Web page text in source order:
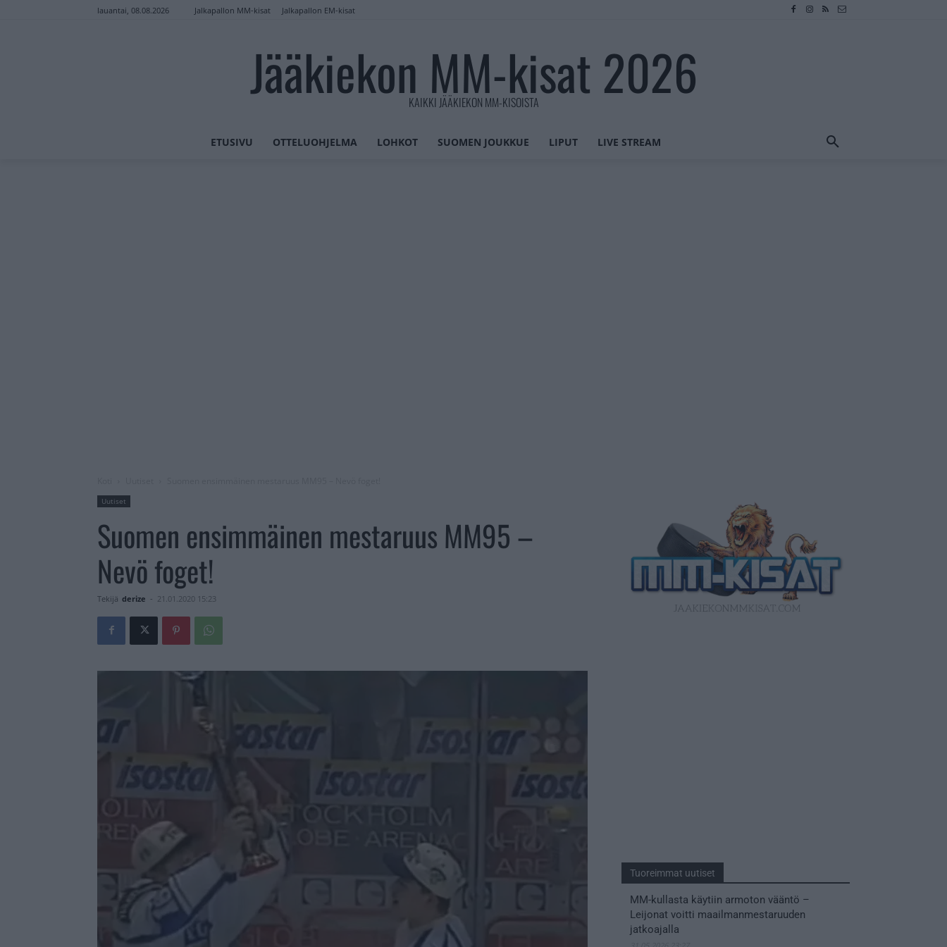
lauantai, 08.08.2026 Jalkapallon MM-kisat Jalkapallon EM-kisat
Jääkiekon MM-kisat 2026
KAIKKI JÄÄKIEKON MM-KISOISTA
ETUSIVU OTTELUOHJELMA LOHKOT SUOMEN JOUKKUE LIPUT LIVE STREAM
Uutiset
Suomen ensimmäinen mestaruus MM95 –
Nevö foget!
Tekijä derize - 21.01.2020 15:23
Tuoreimmat uutiset
MM-kullasta käytiin armoton vääntö –
Leijonat voitti maailmanmestaruuden
jatkoajalla